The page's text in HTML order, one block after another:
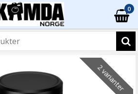
0
2 varianter